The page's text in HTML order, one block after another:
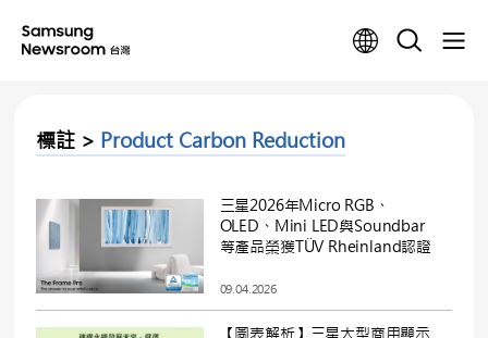
標註 > Product Carbon Reduction
三星2026年Micro RGB、
OLED、Mini LED與Soundbar
等產品榮獲TÜV Rheinland認證
09.04.2026
【圖表解析】三星大型商用顯示